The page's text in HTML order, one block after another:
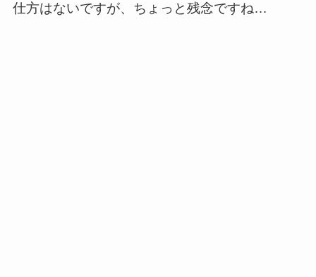
仕方はないですが、ちょっと残念ですね…